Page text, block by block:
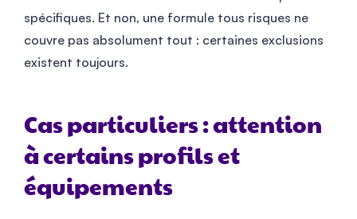
spécifiques. Et non, une formule tous risques ne
couvre pas absolument tout : certaines exclusions
existent toujours.
Cas particuliers : attention
à certains profils et
équipements